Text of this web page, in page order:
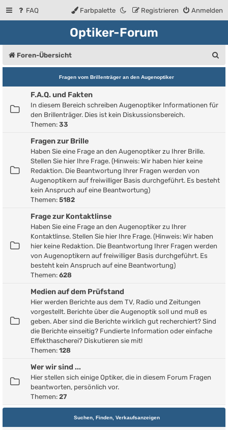
FAQ Anmelden
Registrieren
Farbpalette
Optiker-Forum
Foren-Übersicht
u
Fragen vom Brillenträger an den Augenoptiker
F.A.Q. und Fakten
In diesem Bereich schreiben Augenoptiker Informationen für
den Brillenträger. Dies ist kein Diskussionsbereich.
Themen: 33
Fragen zur Brille
Haben Sie eine Frage an den Augenoptiker zu Ihrer Brille.
Stellen Sie hier Ihre Frage. (Hinweis: Wir haben hier keine
Redaktion. Die Beantwortung Ihrer Fragen werden von
Augenoptikern auf freiwilliger Basis durchgeführt. Es besteht
kein Anspruch auf eine Beantwortung)
Themen: 5182
Frage zur Kontaktlinse
Haben Sie eine Frage an den Augenoptiker zu Ihrer
Kontaktlinse. Stellen Sie hier Ihre Frage. (Hinweis: Wir haben
hier keine Redaktion. Die Beantwortung Ihrer Fragen werden
von Augenoptikern auf freiwilliger Basis durchgeführt. Es
besteht kein Anspruch auf eine Beantwortung)
Themen: 628
Medien auf dem Prüfstand
Hier werden Berichte aus dem TV, Radio und Zeitungen
vorgestellt. Berichte über die Augenoptik soll und muß es
geben. Aber sind die Berichte wirklich gut recherchiert? Sind
die Berichte einseitig? Fundierte Information oder einfache
Effekthascherei? Diskutieren sie mit!
Themen: 128
Wer wir sind ...
Hier stellen sich einige Optiker, die in diesem Forum Fragen
beantworten, persönlich vor.
Themen: 27
Suchen, Finden, Verkaufsanzeigen